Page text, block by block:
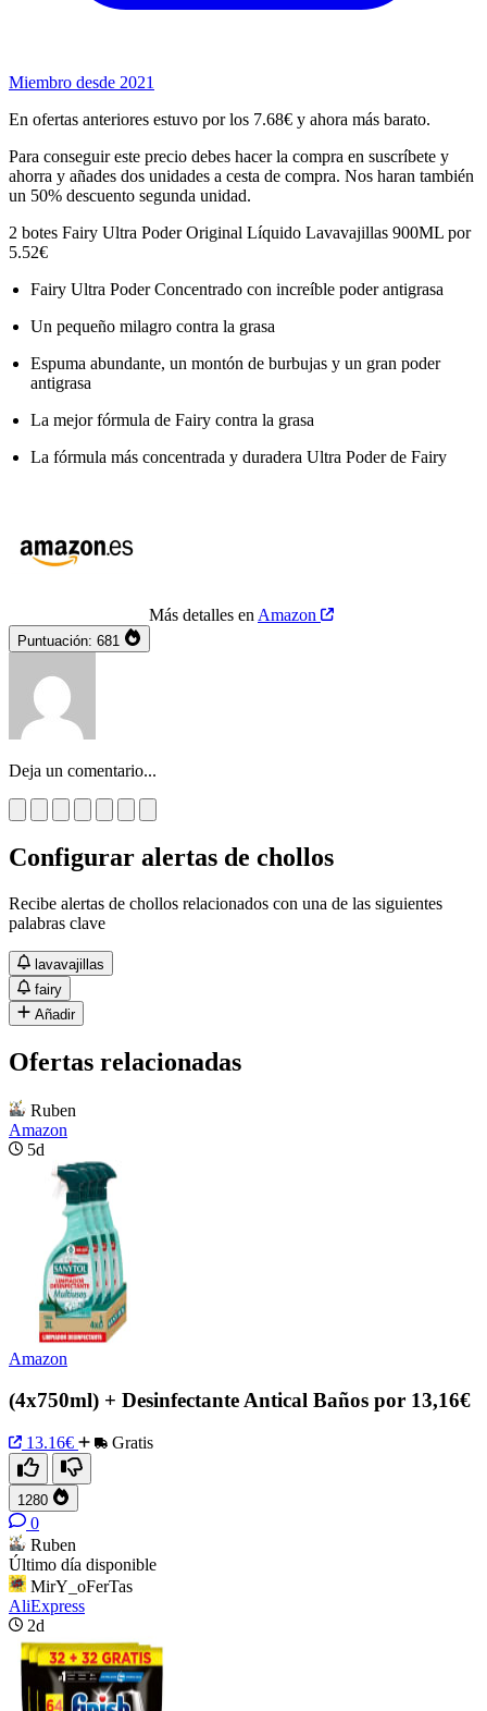
Miembro desde 2021
En ofertas anteriores estuvo por los 7.68€ y ahora más barato.
Para conseguir este precio debes hacer la compra en suscríbete y
ahorra y añades dos unidades a cesta de compra. Nos haran también
un 50% descuento segunda unidad.
2 botes Fairy Ultra Poder Original Líquido Lavavajillas 900ML por
5.52€
Fairy Ultra Poder Concentrado con increíble poder antigrasa
Un pequeño milagro contra la grasa
Espuma abundante, un montón de burbujas y un gran poder
antigrasa
La mejor fórmula de Fairy contra la grasa
La fórmula más concentrada y duradera Ultra Poder de Fairy
Más detalles en Amazon
Puntuación: 681
Deja un comentario...
Configurar alertas de chollos
Recibe alertas de chollos relacionados con una de las siguientes
palabras clave
lavavajillas
fairy
Añadir
Ofertas relacionadas
Ruben
Amazon
5d
Amazon
(4x750ml) + Desinfectante Antical Baños por 13,16€
13.16€ Gratis
1280
0
Ruben
Último día disponible
MirY_oFerTas
AliExpress
2d